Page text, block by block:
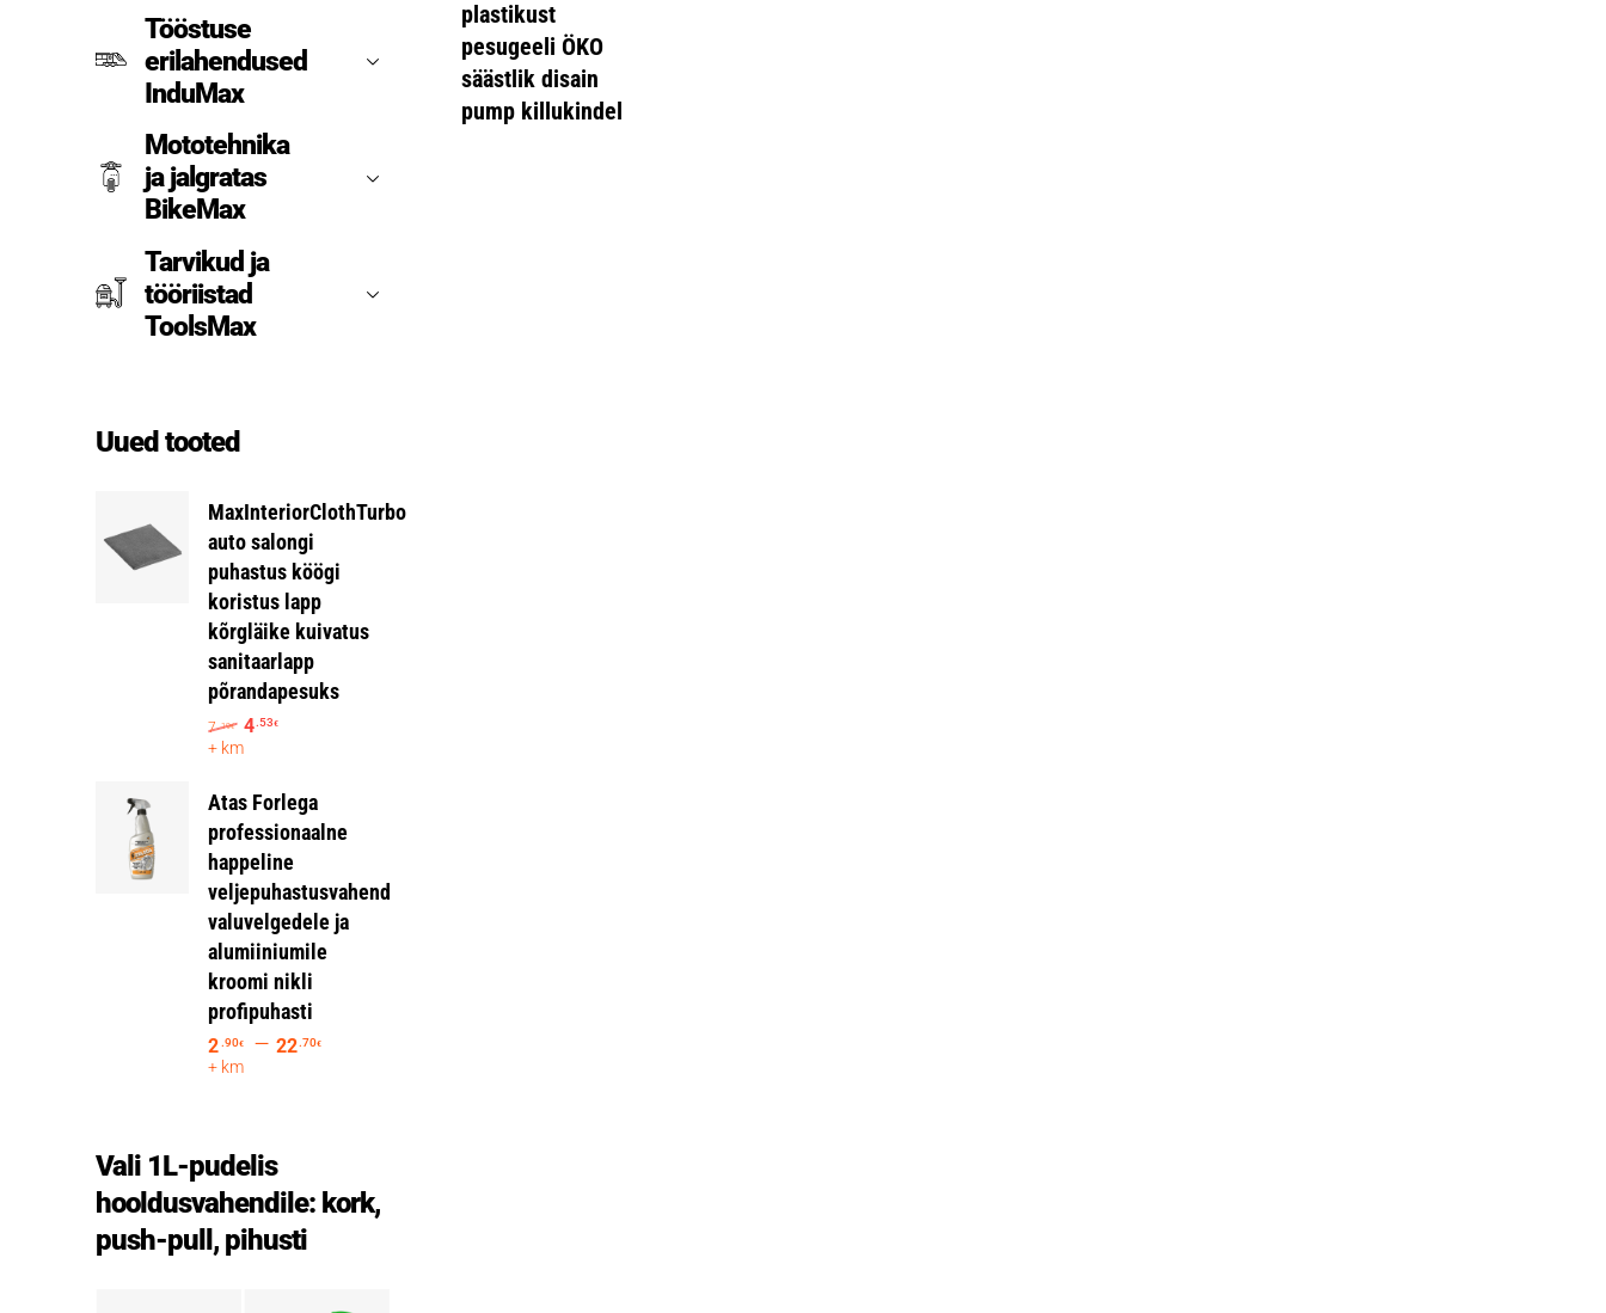
Tööstuse
erilahendused
InduMax
Mototehnika
ja jalgratas
BikeMax
Tarvikud ja
tööriistad
ToolsMax
Uued tooted
MaxInteriorClothTurbo
auto salongi
puhastus köögi
koristus lapp
kõrgläike kuivatus
sanitaarlapp
põrandapesuks
7.19€ 4.53€
+ km
Atas Forlega
professionaalne
happeline
veljepuhastusvahend
valuvelgedele ja
alumiiniumile
kroomi nikli
profipuhasti
2.90€ – 22.70€
+ km
Vali 1L-pudelis
hooldusvahendile: kork,
push-pull, pihusti
plastikust
pesugeeli ÖKO
säästlik disain
pump killukindel